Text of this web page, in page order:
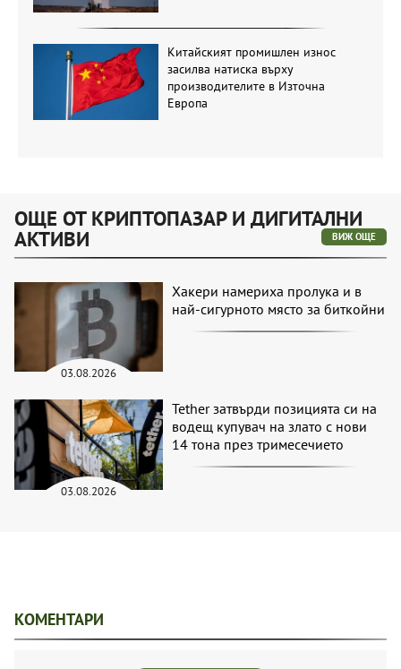
Китайският промишлен износ
засилва натиска върху
производителите в Източна
Европа
ОЩЕ ОТ КРИПТОПАЗАР И ДИГИТАЛНИ
АКТИВИ ВИЖ ОЩЕ
03.08.2026
Хакери намериха пролука и в
най-сигурното място за биткойни
03.08.2026
Tether затвърди позицията си на
водещ купувач на злато с нови
14 тона през тримесечието
КОМЕНТАРИ